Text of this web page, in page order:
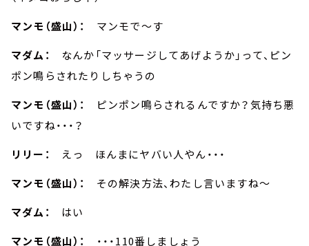
マンモ（盛山）：
マンモで～す
マダム：
なんか「マッサージしてあげようか」って、ピン
ポン鳴らされたりしちゃうの
マンモ（盛山）：
ピンポン鳴らされるんですか？気持ち悪
いですね・・・？
リリー：
えっ ほんまにヤバい人やん・・・
マンモ（盛山）：
その解決方法、わたし言いますね～
マダム：
はい
マンモ（盛山）：
・・・110番しましょう